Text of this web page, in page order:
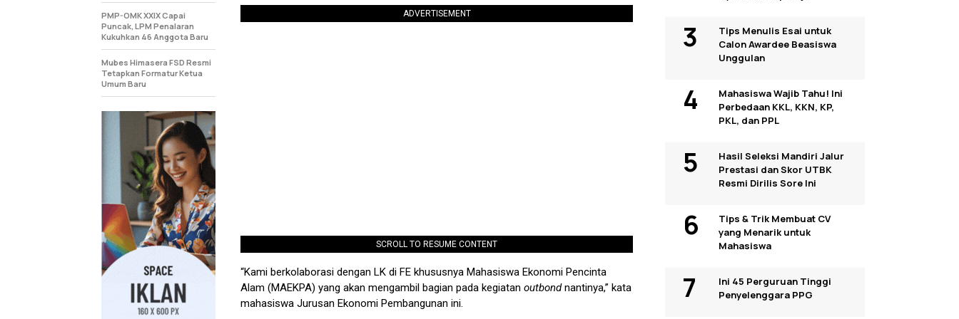
ADVERTISEMENT
SCROLL TO RESUME CONTENT
“Kami berkolaborasi dengan LK di FE khususnya Mahasiswa Ekonomi Pencinta
Alam (MAEKPA) yang akan mengambil bagian pada kegiatan outbondnantinya,” kata
mahasiswa Jurusan Ekonomi Pembangunan ini.
PMP-OMK XXIX Capai
Puncak, LPM Penalaran
Kukuhkan 46 Anggota Baru
Mubes Himasera FSD Resmi
Tetapkan Formatur Ketua
Umum Baru
Tips Menulis Esai untuk
Calon Awardee Beasiswa
Unggulan
Mahasiswa Wajib Tahu! Ini
Perbedaan KKL, KKN, KP,
PKL, dan PPL
Hasil Seleksi Mandiri Jalur
Prestasi dan Skor UTBK
Resmi Dirilis Sore Ini
Tips & Trik Membuat CV
yang Menarik untuk
Mahasiswa
Ini 45 Perguruan Tinggi
Penyelenggara PPG